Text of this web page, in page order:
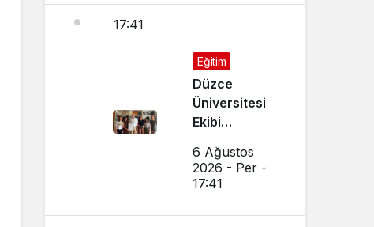
17:41
Eğitim
Düzce
Üniversitesi
Ekibi
Ses Verdi
6 Ağustos
2026 - Per -
17:41